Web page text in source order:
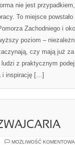
nie jest
To miejsce
Zachodniego i
poziom –
czy mają już
z praktycznym
i inspirację […]
MOŻLIWOŚĆ